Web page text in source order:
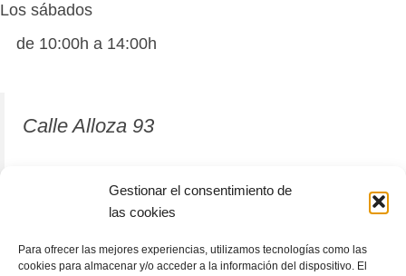
Gestionar el consentimiento de
las cookies
Para ofrecer las mejores experiencias, utilizamos tecnologías como las
cookies para almacenar y/o acceder a la información del dispositivo. El
Los sábados
de 10:00h a 14:00h
Calle Alloza 93
12001 Castellón de la Plana
964 81 37 63